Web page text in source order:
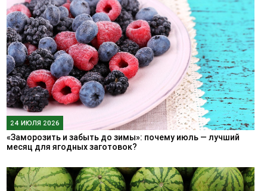
24 ИЮЛЯ 2026
«Заморозить и забыть до зимы»: почему июль — лучший
месяц для ягодных заготовок?